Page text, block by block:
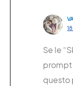
Se le
prompt
questo